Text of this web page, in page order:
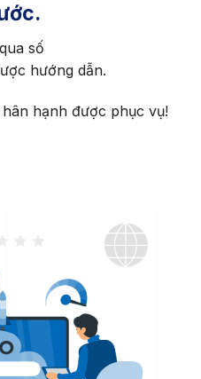
số
hướng dẫn.
hạnh được phục vụ!